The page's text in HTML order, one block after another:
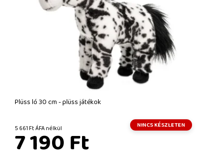
Plüss ló 30 cm - plüss játékok
5 661 Ft ÁFA nélkül NINCS KÉSZLETEN
7 190 Ft